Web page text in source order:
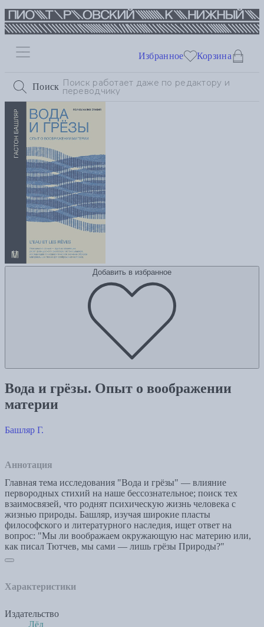
Поиск
Избранное Корзина
Добавить в избранное
Вода и грёзы. Опыт о воображении
материи
Башляр Г.
Аннотация
Главная тема исследования "Вода и грёзы" — влияние
первородных стихий на наше бессознательное; поиск тех
взаимосвязей, что роднят психическую жизнь человека с
жизнью природы. Башляр, изучая широкие пласты
философского и литературного наследия, ищет ответ на
вопрос: "Мы ли воображаем окружающую нас материю или,
как писал Тютчев, мы сами — лишь грёзы Природы?"
Характеристики
Издательство
Лёд